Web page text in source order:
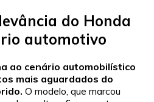
do Honda
automotivo
ao cenário automobilístico
mais aguardados do
O modelo, que marcou